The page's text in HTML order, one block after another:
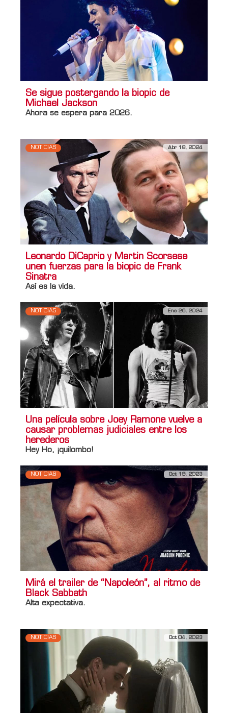
Se sigue postergando la biopic de
Michael Jackson
Ahora se espera para 2026.
NOTICIAS Abr 18, 2024
Leonardo DiCaprio y Martin Scorsese
unen fuerzas para la biopic de Frank
Sinatra
Así es la vida.
NOTICIAS Ene 26, 2024
Una película sobre Joey Ramone vuelve a
causar problemas judiciales entre los
herederos
Hey Ho, ¡quilombo!
NOTICIAS Oct 19, 2023
Mirá el trailer de “Napoleón”, al ritmo de
Black Sabbath
Alta expectativa.
NOTICIAS Oct 04, 2023